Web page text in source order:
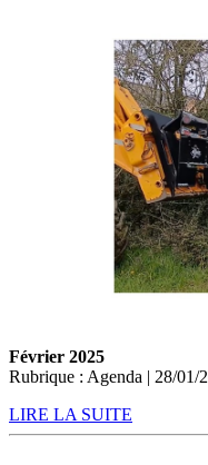
Février 2025
Rubrique : Agenda | 28/01/
LIRE LA SUITE